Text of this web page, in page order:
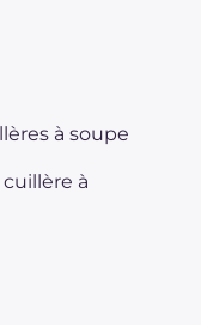
à soupe
cuillère à